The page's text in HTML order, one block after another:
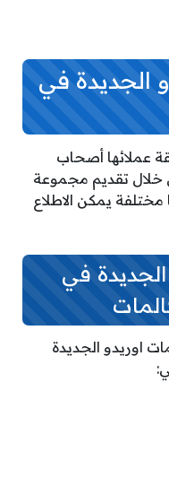
الجديدة في
عملائها أصحاب
خلال تقديم مجموعة
مختلفة يمكن الاطلاع
في
اوريدو الجديدة